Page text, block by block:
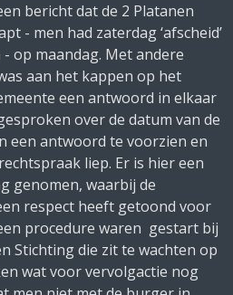
bericht dat de 2 Platanen
- men had zaterdag ‘afscheid’
op maandag. Met andere
aan het kappen op het
een antwoord in elkaar
over de datum van de
een antwoord te voorzien en
liep. Er is hier een
genomen, waarbij de
respect heeft getoond voor
procedure waren gestart bij
Stichting die zit te wachten op
wat voor vervolgactie nog